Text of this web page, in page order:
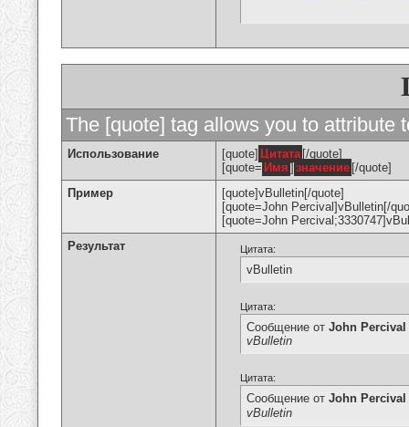
The [quote] tag allows you to attribute
Использование [quote] Цитата [/quote]
[quote= Имя ] значение [/quote]
Пример
[quote]vBulletin[/quote]
[quote=John Percival]vBulletin[/
[quote=John
Результат
Цитата:
vBulletin
Цитата:
Сообщение от John Percival
vBulletin
Цитата:
Сообщение от John Percival
vBulletin